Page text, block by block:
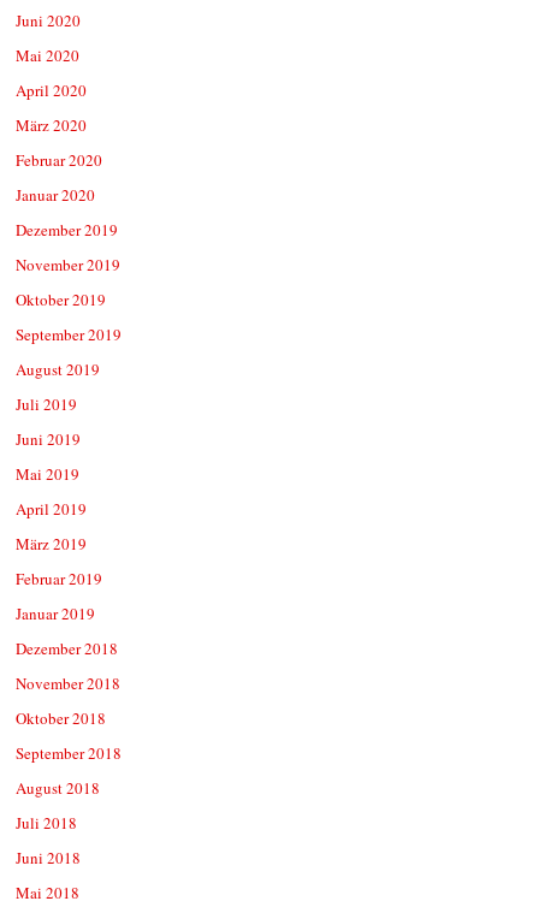
Juni 2020
Mai 2020
April 2020
März 2020
Februar 2020
Januar 2020
Dezember 2019
November 2019
Oktober 2019
September 2019
August 2019
Juli 2019
Juni 2019
Mai 2019
April 2019
März 2019
Februar 2019
Januar 2019
Dezember 2018
November 2018
Oktober 2018
September 2018
August 2018
Juli 2018
Juni 2018
Mai 2018